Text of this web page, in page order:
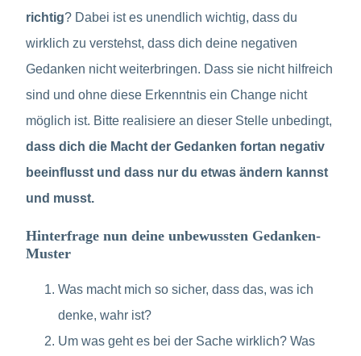
richtig? Dabei ist es unendlich wichtig, dass du
wirklich zu verstehst, dass dich deine negativen
Gedanken nicht weiterbringen. Dass sie nicht hilfreich
sind und ohne diese Erkenntnis ein Change nicht
möglich ist. Bitte realisiere an dieser Stelle unbedingt,
dass dich die Macht der Gedanken fortan negativ
beeinflusst und dass nur du etwas ändern kannst
und musst.
Hinterfrage nun deine unbewussten Gedanken-
Muster
Was macht mich so sicher, dass das, was ich
denke, wahr ist?
Um was geht es bei der Sache wirklich? Was